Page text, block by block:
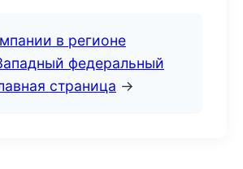
в регионе
федеральный
страница →